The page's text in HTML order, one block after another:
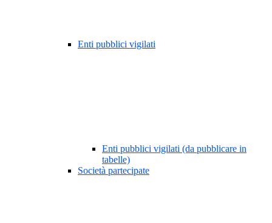
Enti pubblici vigilati
Enti pubblici vigilati (da pubblicare in
tabelle)
Società partecipate